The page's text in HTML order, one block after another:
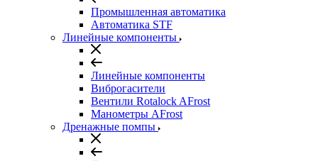
Промышленная автоматика
Автоматика STF
Линейные компоненты
Линейные компоненты
Виброгасители
Вентили Rotalock AFrost
Манометры AFrost
Дренажные помпы